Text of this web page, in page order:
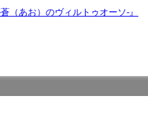
（あお）のヴィルトゥオーソ-』